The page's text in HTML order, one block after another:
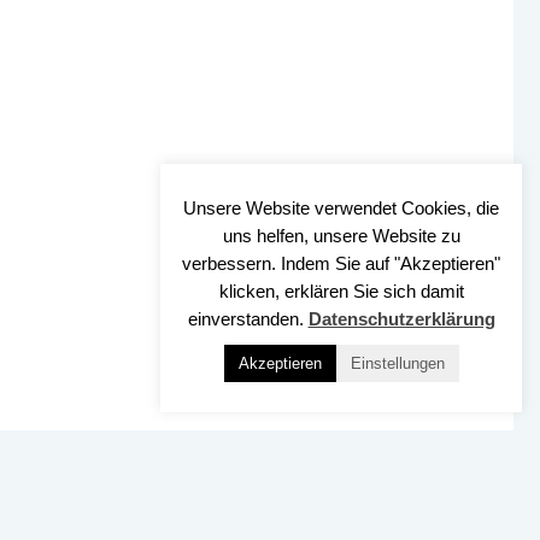
Nach OBEN
Unsere Website verwendet Cookies, die
uns helfen, unsere Website zu
verbessern. Indem Sie auf "Akzeptieren"
klicken, erklären Sie sich damit
einverstanden. Datenschutzerklärung
Akzeptieren Einstellungen